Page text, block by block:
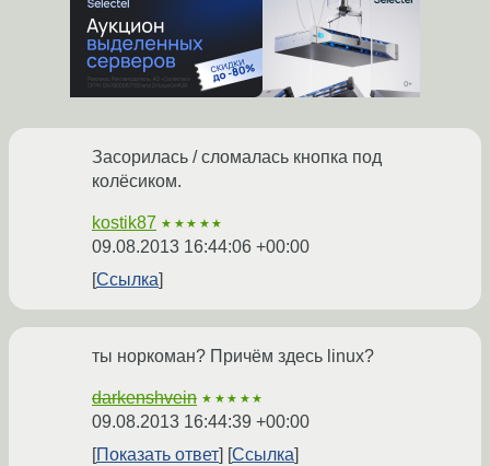
Засорилась / сломалась кнопка под
колёсиком.
kostik87 ★★★★★
09.08.2013 16:44:06 +00:00
Ссылка
ты норкоман? Причём здесь linux?
darkenshvein ★★★★★
09.08.2013 16:44:39 +00:00
Показать ответ
Ссылка